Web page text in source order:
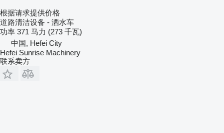
根据请求提供价格
道路清洁设备 - 洒水车
功率 371 马力 (273 千瓦)
中国, Hefei City
Hefei Sunrise Machinery
联系卖方